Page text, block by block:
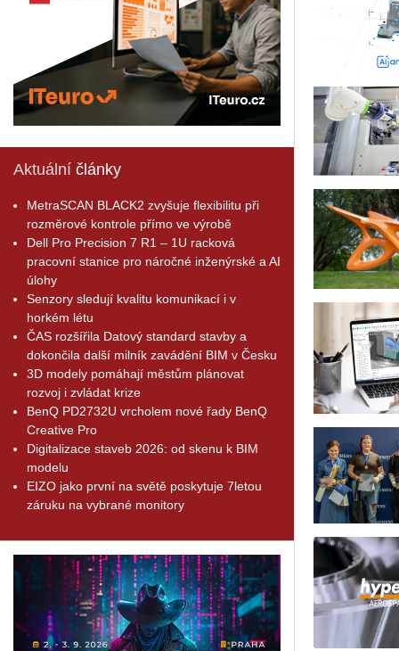
Aktuální články
MetraSCAN BLACK2 zvyšuje flexibilitu při
rozměrové kontrole přímo ve výrobě
Dell Pro Precision 7 R1 – 1U racková
pracovní stanice pro náročné inženýrské a AI
úlohy
Senzory sledují kvalitu komunikací i v
horkém létu
ČAS rozšířila Datový standard stavby a
dokončila další milník zavádění BIM v Česku
3D modely pomáhají městům plánovat
rozvoj i zvládat krize
BenQ PD2732U vrcholem nové řady BenQ
Creative Pro
Digitalizace staveb 2026: od skenu k BIM
modelu
EIZO jako první na světě poskytuje 7letou
záruku na vybrané monitory